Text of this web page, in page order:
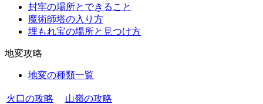
封牢の場所とできること
魔術師塔の入り方
埋もれ宝の場所と見つけ方
地変攻略
地変の種類一覧
火口の攻略
山嶺の攻略